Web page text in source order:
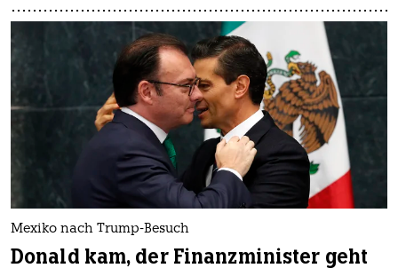
Mexiko nach Trump-Besuch
Donald kam, der Finanzminister geht